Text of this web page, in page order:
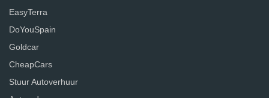
EasyTerra
DoYouSpain
Goldcar
CheapCars
Stuur Autoverhuur